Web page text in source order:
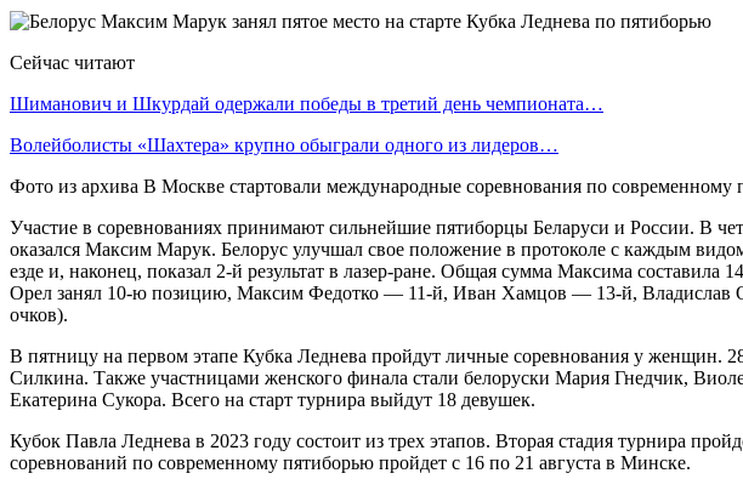
Сейчас читают
Шиманович и Шкурдай одержали победы в третий день чемпионата…
Волейболисты «Шахтера» крупно обыграли одного из лидеров…
Фото из архива В Москве стартовали международные соревнования по
Участие в соревнованиях принимают сильнейшие пятиборцы Беларуси и России. В
оказался Максим Марук. Белорус улучшал свое положение в протоколе с каждым
езде и, наконец, показал 2-й результат в лазер-ране. Общая сумма Максима
Орел занял 10-ю позицию, Максим Федотко — 11-й, Иван Хамцов — 13-й, Владислав
очков).
В пятницу на первом этапе Кубка Леднева пройдут личные соревнования у женщин.
Силкина. Также участницами женского финала стали белоруски Мария Гнедчик,
Екатерина Сукора. Всего на старт турнира выйдут 18 девушек.
Кубок Павла Леднева в 2023 году состоит из трех этапов. Вторая стадия турнира
соревнований по современному пятиборью пройдет с 16 по 21 августа в Минске.